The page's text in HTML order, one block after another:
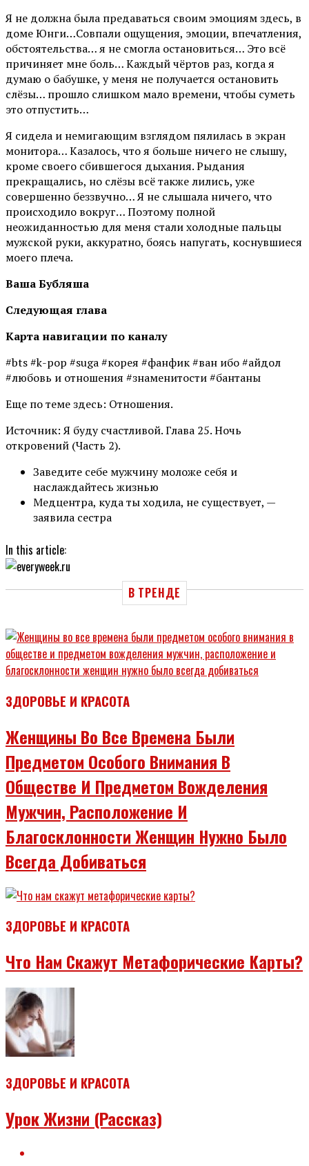
Я не должна была предаваться своим эмоциям здесь, в
доме Юнги…Совпали ощущения, эмоции, впечатления,
обстоятельства… я не смогла остановиться… Это всё
причиняет мне боль… Каждый чёртов раз, когда я
думаю о бабушке, у меня не получается остановить
слёзы… прошло слишком мало времени, чтобы суметь
это отпустить…
Я сидела и немигающим взглядом пялилась в экран
монитора… Казалось, что я больше ничего не слышу,
кроме своего сбившегося дыхания. Рыдания
прекращались, но слёзы всё также лились, уже
совершенно беззвучно… Я не слышала ничего, что
происходило вокруг… Поэтому полной
неожиданностью для меня стали холодные пальцы
мужской руки, аккуратно, боясь напугать, коснувшиеся
моего плеча.
Ваша Бубляша
Следующая глава
Карта навигации по каналу
#bts #k-pop #suga #корея #фанфик #ван ибо #айдол
#любовь и отношения #знаменитости #бантаны
Еще по теме здесь: Отношения.
Источник: Я буду счастливой. Глава 25. Ночь
откровений (Часть 2).
Заведите себе мужчину моложе себя и
наслаждайтесь жизнью
Медцентра, куда ты ходила, не существует, —
заявила сестра
In this article:
В ТРЕНДЕ
ЗДОРОВЬЕ И КРАСОТА
Женщины Во Все Времена Были
Предметом Особого Внимания В
Обществе И Предметом Вожделения
Мужчин, Расположение И
Благосклонности Женщин Нужно Было
Всегда Добиваться
ЗДОРОВЬЕ И КРАСОТА
Что Нам Скажут Метафорические Карты?
ЗДОРОВЬЕ И КРАСОТА
Урок Жизни (рассказ)